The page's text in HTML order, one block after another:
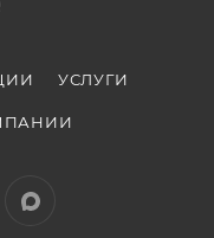
УСЛУГИ